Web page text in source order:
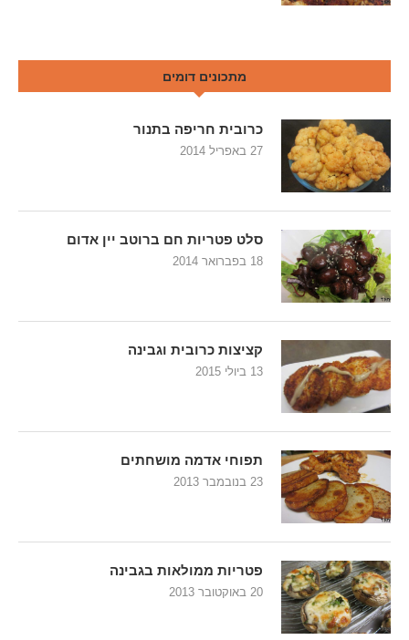
מתכונים דומים
כרובית חריפה בתנור
27 באפריל 2014
סלט פטריות חם ברוטב יין אדום
18 בפברואר 2014
קציצות כרובית וגבינה
13 ביולי 2015
תפוחי אדמה מושחתים
23 בנובמבר 2013
פטריות ממולאות בגבינה
20 באוקטובר 2013